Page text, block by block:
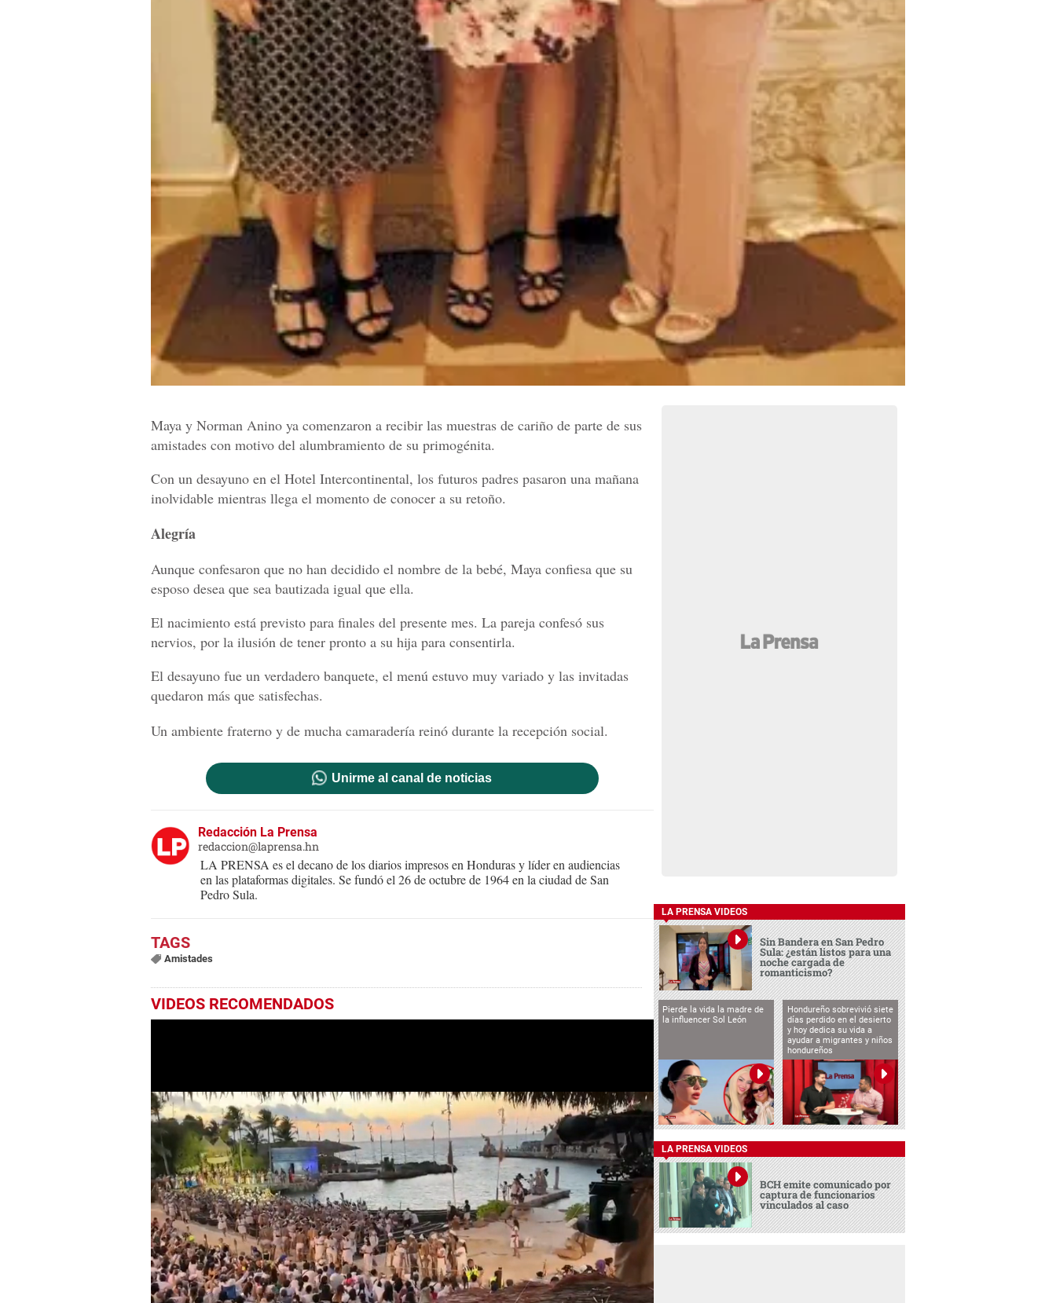
Maya y Norman Anino ya comenzaron a recibir las muestras de cariño de parte de sus
amistades con motivo del alumbramiento de su primogénita.
Con un desayuno en el Hotel Intercontinental, los futuros padres pasaron una mañana
inolvidable mientras llega el momento de conocer a su retoño.
Alegría
Aunque confesaron que no han decidido el nombre de la bebé, Maya confiesa que su
esposo desea que sea bautizada igual que ella.
El nacimiento está previsto para finales del presente mes. La pareja confesó sus
nervios, por la ilusión de tener pronto a su hija para consentirla.
El desayuno fue un verdadero banquete, el menú estuvo muy variado y las invitadas
quedaron más que satisfechas.
Un ambiente fraterno y de mucha camaradería reinó durante la recepción social.
Unirme al canal de noticias
Redacción La Prensa
redaccion@laprensa.hn
LA PRENSA es el decano de los diarios impresos en Honduras y líder en audiencias
en las plataformas digitales. Se fundó el 26 de octubre de 1964 en la ciudad de San
Pedro Sula.
Amistades
VIDEOS RECOMENDADOS
LA PRENSA VIDEOS
Sin Bandera en San Pedro
Sula: ¿están listos para una
noche cargada de
romanticismo?
Pierde la vida la madre de
la influencer Sol León
Hondureño sobrevivió siete
días perdido en el desierto
y hoy dedica su vida a
ayudar a migrantes y niños
hondureños
LA PRENSA VIDEOS
BCH emite comunicado por
captura de funcionarios
vinculados al caso